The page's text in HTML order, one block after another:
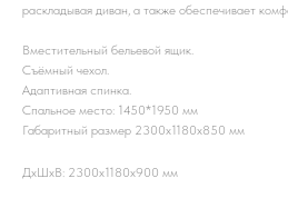
раскладывая диван, а также обеспечивает
Вместительный бельевой ящик.
Съёмный чехол.
Адаптивная спинка.
Спальное место: 1450*1950 мм
Габаритный размер 2300х1180х850 мм
ДxШxВ: 2300x1180x900 мм